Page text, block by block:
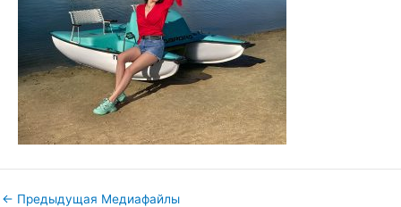
← Предыдущая Медиафайлы